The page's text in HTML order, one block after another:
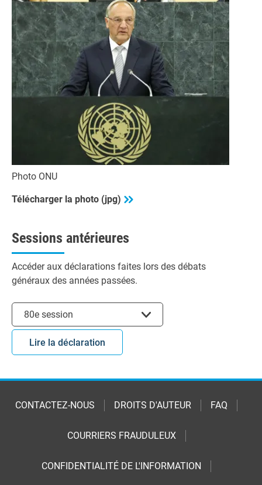
Photo ONU
Télécharger la photo (jpg)
Sessions antérieures
Accéder aux déclarations faites lors des débats
généraux des années passées.
80e session
Lire la déclaration
CONTACTEZ-NOUS DROITS D'AUTEUR FAQ
COURRIERS FRAUDULEUX
CONFIDENTIALITÉ DE L'INFORMATION